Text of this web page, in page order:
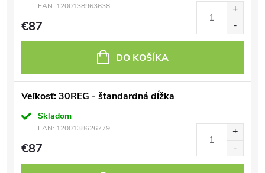
EAN: 1200138963638
€87
DO KOŠÍKA
Veľkosť: 30REG - štandardná dĺžka
Skladom
EAN: 1200138626779
€87